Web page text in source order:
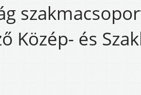
Közép- és